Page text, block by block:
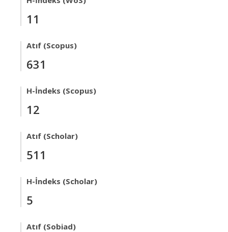
11
Atıf (Scopus)
631
H-İndeks (Scopus)
12
Atıf (Scholar)
511
H-İndeks (Scholar)
5
Atıf (Sobiad)